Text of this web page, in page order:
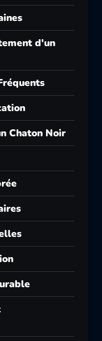
d'un
Chaton Noir